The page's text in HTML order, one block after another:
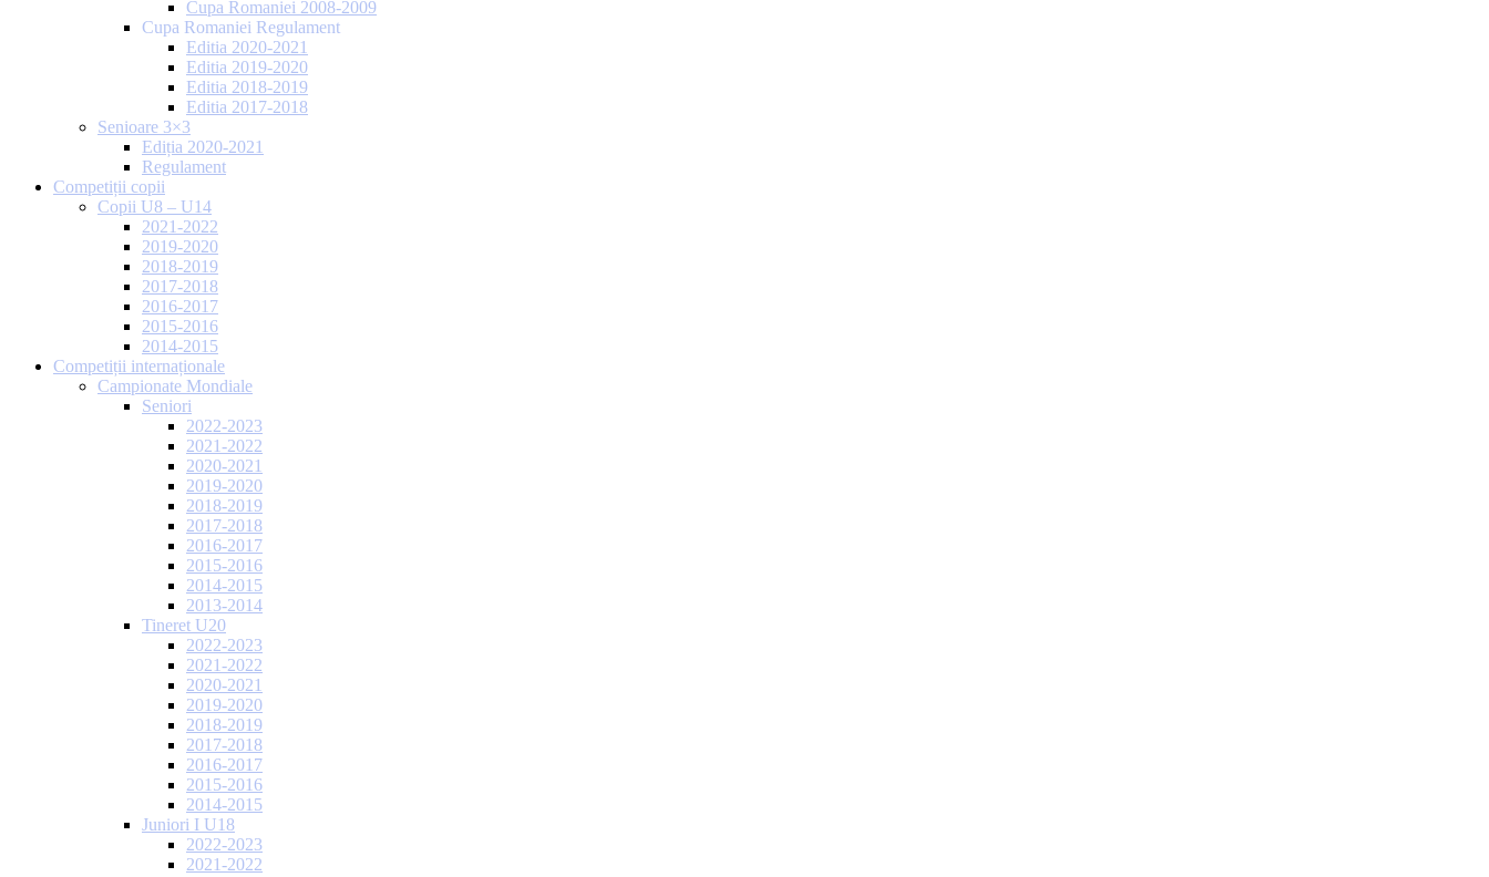
Cupa Romaniei 2008-2009
Cupa Romaniei Regulament
Editia 2020-2021
Editia 2019-2020
Editia 2018-2019
Editia 2017-2018
Senioare 3×3
Ediția 2020-2021
Regulament
Competiții copii
Copii U8 – U14
2021-2022
2019-2020
2018-2019
2017-2018
2016-2017
2015-2016
2014-2015
Competiții internaționale
Campionate Mondiale
Seniori
2022-2023
2021-2022
2020-2021
2019-2020
2018-2019
2017-2018
2016-2017
2015-2016
2014-2015
2013-2014
Tineret U20
2022-2023
2021-2022
2020-2021
2019-2020
2018-2019
2017-2018
2016-2017
2015-2016
2014-2015
Juniori I U18
2022-2023
2021-2022